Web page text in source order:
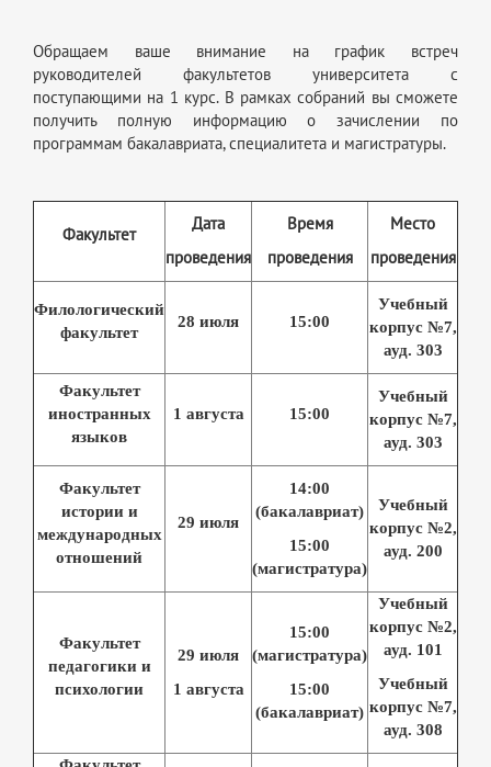
Обращаем ваше внимание на график встреч
руководителей факультетов университета с
поступающими на 1 курс. В рамках собраний вы сможете
получить полную информацию о зачислении по
программам бакалавриата, специалитета и магистратуры.
Факультет
Дата
проведения
Время
проведения
Место
проведения
Филологический
факультет
28 июля 15:00
Учебный
корпус №7,
ауд. 303
Факультет
иностранных
языков
1 августа 15:00
Учебный
корпус №7,
ауд. 303
Факультет
истории и
международных
отношений
29 июля
14:00
(бакалавриат)
15:00
(магистратура)
Учебный
корпус №2,
ауд. 200
Факультет
педагогики и
психологии
29 июля
1 августа
15:00
(магистратура)
15:00
(бакалавриат)
Учебный
корпус №2,
ауд. 101
Учебный
корпус №7,
ауд. 308